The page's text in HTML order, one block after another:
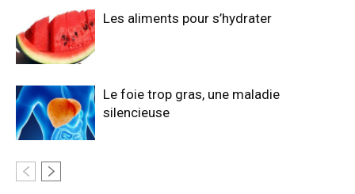
Les aliments pour s’hydrater
Le foie trop gras, une maladie
silencieuse